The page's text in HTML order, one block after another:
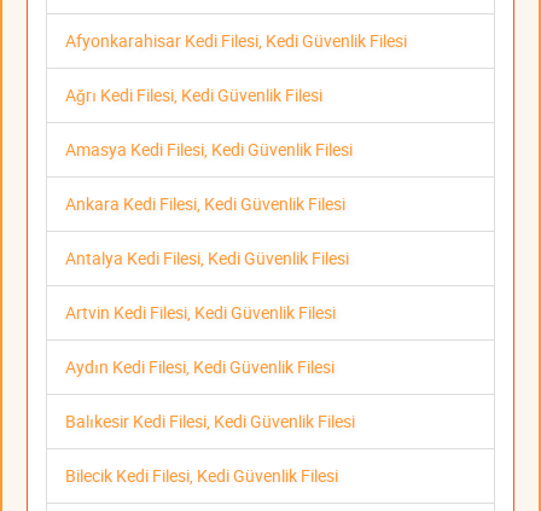
Afyonkarahisar Kedi Filesi, Kedi Güvenlik Filesi
Ağrı Kedi Filesi, Kedi Güvenlik Filesi
Amasya Kedi Filesi, Kedi Güvenlik Filesi
Ankara Kedi Filesi, Kedi Güvenlik Filesi
Antalya Kedi Filesi, Kedi Güvenlik Filesi
Artvin Kedi Filesi, Kedi Güvenlik Filesi
Aydın Kedi Filesi, Kedi Güvenlik Filesi
Balıkesir Kedi Filesi, Kedi Güvenlik Filesi
Bilecik Kedi Filesi, Kedi Güvenlik Filesi